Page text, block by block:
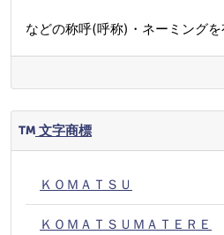
などの称呼(呼称)・ネーミングを
文字商標
ＫＯＭＡＴＳＵ
ＫＯＭＡＴＳＵＭＡＴＥＲＥ